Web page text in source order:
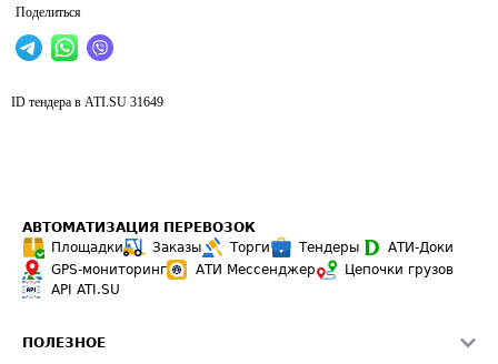
Поделиться
ID тендера в ATI.SU 31649
АВТОМАТИЗАЦИЯ ПЕРЕВОЗОК
Площадки
Заказы Торги Тендеры
АТИ-Доки
GPS-мониторинг
АТИ Мессенджер
Цепочки грузов
API ATI.SU
ПОЛЕЗНОЕ